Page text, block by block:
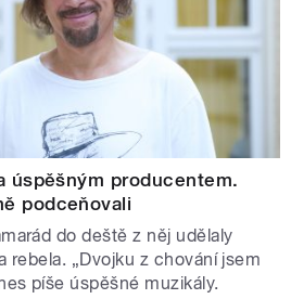
úspěšným producentem.
podceňovali
do deště z něj udělaly
rebela. „Dvojku z chování jsem
píše úspěšné muzikály.